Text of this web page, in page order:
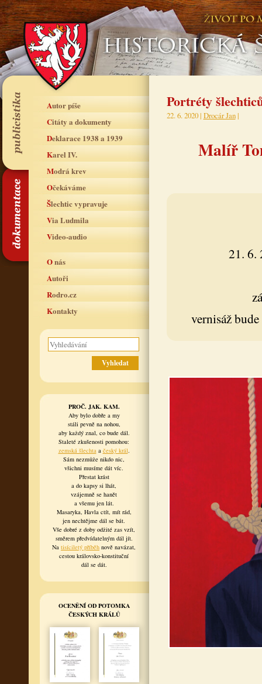
Autor píše
Citáty a dokumenty
Deklarace 1938 a 1939
Karel IV.
Modrá krev
Očekáváme
Šlechtic vypravuje
Via Ludmila
Video-audio
O nás
Autoři
Rodro.cz
Kontakty
PROČ. JAK. KAM.
Aby bylo dobře a my
stáli pevně na nohou,
aby každý znal, co bude dál.
Staleté zkušenosti pomohou:
zemská šlechtaa český král.
Sám nezmůže nikdo nic,
všichni musíme dát víc.
Přestat krást
a do kapsy si lhát,
vzájemně se hanět
a všemu jen lát.
Masaryka, Havla ctít, mít rád,
jen nechtějme dál se bát.
Vše dobré z doby odžité zas vzít,
směrem předvídatelným dál jít.
Na tisíciletý příběh nově navázat,
cestou královsko-konstituční
dál se dát.
OCENĚNÍ OD POTOMKA
ČESKÝCH KRÁLŮ
Portréty
22. 6. 2020 | Drocár Jan|
Malíř
21. 6.
vernisáž